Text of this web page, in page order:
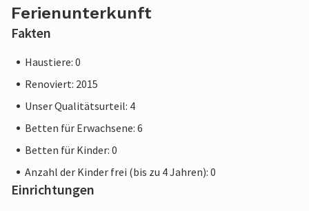
einer Unterkunft eines professionellen Eigentümers
unterscheidet.
Ferienunterkunft
Fakten
Haustiere: 0
Renoviert: 2015
Unser Qualitätsurteil: 4
Betten für Erwachsene: 6
Betten für Kinder: 0
Anzahl der Kinder frei (bis zu 4 Jahren): 0
Einrichtungen